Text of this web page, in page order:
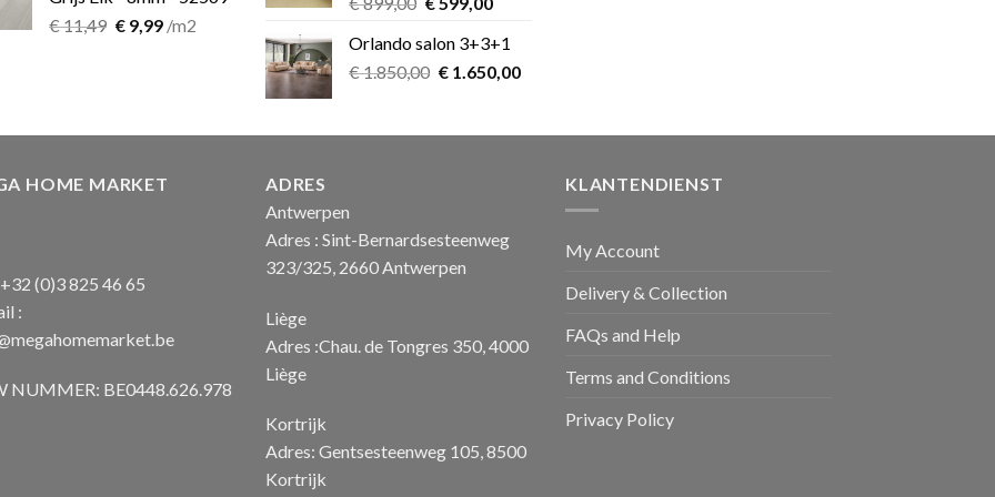
€11,49 Oorspronkelijke
€9,99Huidige
/m2
was:
€ 899,00.
is:
€ 599,00.
Orlando salon 3+3+1
€1.850,00 Oorspronkelijke
€ 1.850,00.
€1.650,00Huidige
€ 1.650,00.
HOME MARKET
(0)3 825 46 65
:
NUMMER: BE0448.626.978
ADRES
Antwerpen
Adres : Sint-Bernardsesteenweg
323/325, 2660 Antwerpen
Liège
Adres :Chau. de Tongres 350, 4000
Liège
Kortrijk
Adres: Gentsesteenweg 105, 8500
Kortrijk
KLANTENDIENST
My Account
Delivery & Collection
FAQs and Help
Terms and Conditions
Privacy Policy